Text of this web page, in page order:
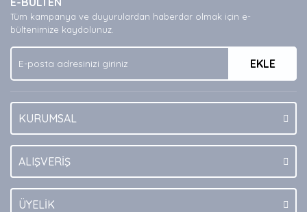
Ürün açıklamasında eksik bilgiler bulunuyor.
Ürün bilgilerinde hatalar bulunuyor.
Ürün fiyatı diğer sitelerden daha pahalı.
Bu ürüne benzer farklı alternatifler olmalı.
Tüm kampanya ve duyurulardan haberdar olmak için e-
bültenimize kaydolunuz.
EKLE
KURUMSAL
ALIŞVERİŞ
ÜYELİK